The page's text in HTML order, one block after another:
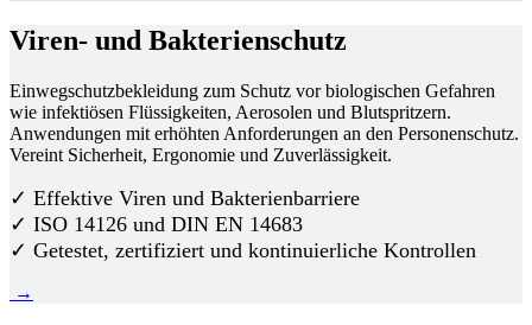
Viren- und Bakterienschutz
Einwegschutzbekleidung zum Schutz vor biologischen Gefahren
wie infektiösen Flüssigkeiten, Aerosolen und Blutspritzern.
Anwendungen mit erhöhten Anforderungen an den Personenschutz.
Vereint Sicherheit, Ergonomie und Zuverlässigkeit.
✓ Effektive Viren und Bakterienbarriere
✓ ISO 14126 und DIN EN 14683
✓ Getestet, zertifiziert und kontinuierliche Kontrollen
→